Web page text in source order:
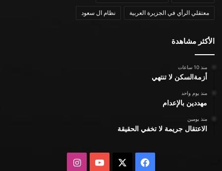
معتقلي الرأي في الجزيرة العربية نظام ال سعود
الأكثر مشاهدة
منذ 10 ساعات
أزمةالسكن لا تنتهي
منذ يوم واحد
مهددين بالإعدام
منذ يومين
الاعتقال جريمة لا تخفي الحقيقة
فيسبوك يوتيوبانستقرام